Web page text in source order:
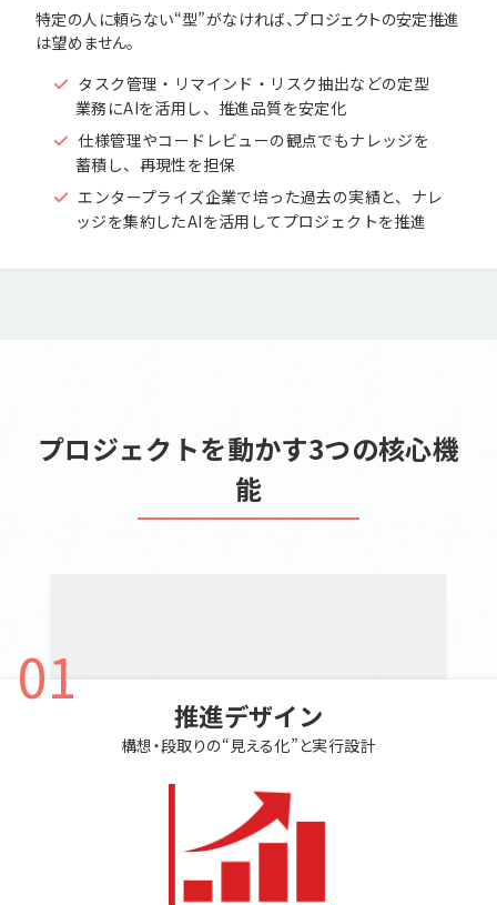
特定の人に頼らない“型”がなければ、プロジェクトの安定推進
は望めません。
タスク管理・リマインド・リスク抽出などの定型
業務にAIを活用し、推進品質を安定化
仕様管理やコードレビューの観点でもナレッジを
蓄積し、再現性を担保
エンタープライズ企業で培った過去の実績と、ナレ
ッジを集約したAIを活用してプロジェクトを推進
プロジェクトを動かす3つの核心機
能
01
推進デザイン
構想・段取りの“見える化”と実行設計